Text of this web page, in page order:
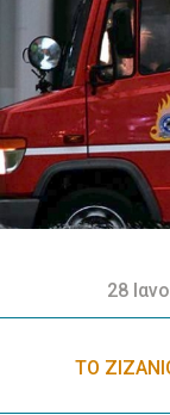
28
ΤΟ